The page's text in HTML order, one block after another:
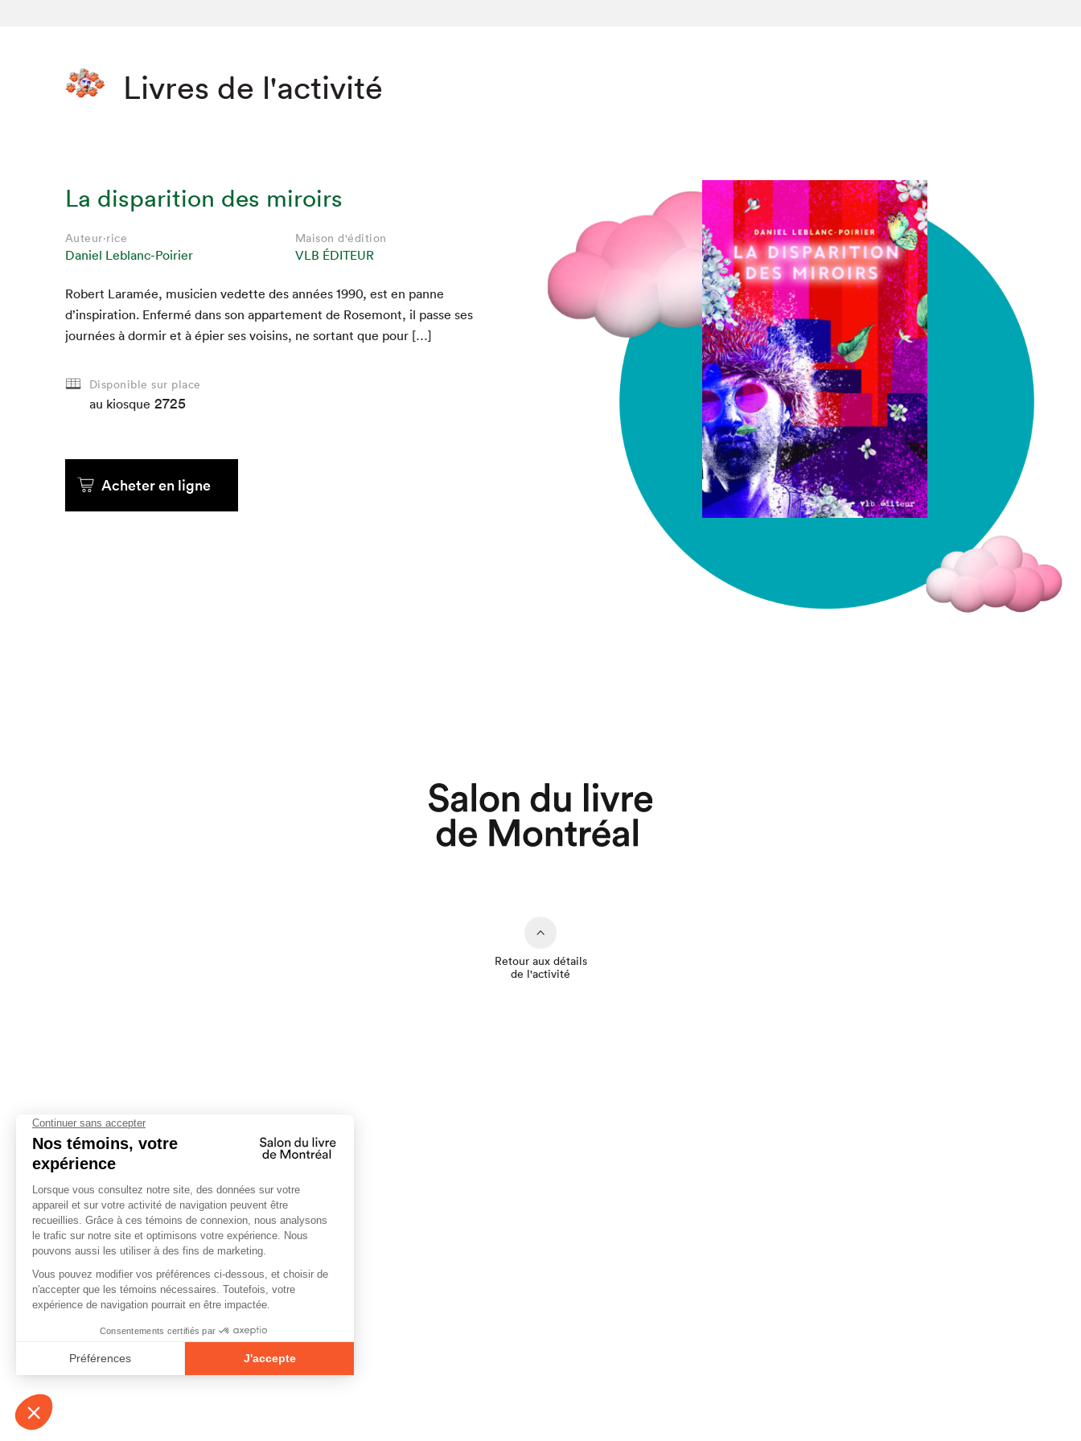
Que cherchez-vous?
Fermer
Livres de l'activité
La disparition des miroirs
Auteur·rice
Daniel Leblanc-Poirier
Maison d'édition
VLB ÉDITEUR
Robert Laramée, musi­cien vedette des années 1990, est en panne
d’inspiration. Enfer­mé dans son apparte­ment de Rose­mont, il passe ses
journées à dormir et à épi­er ses voisins, ne sor­tant que pour […]
Disponible sur place
au kiosque 2725
Acheter en ligne
Retour aux détails
de l'activité